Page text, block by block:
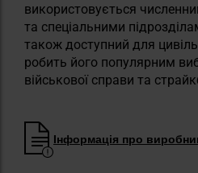
використовується
та спеціальними
також доступний для
робить його популярним
військової справи та
Інформація про